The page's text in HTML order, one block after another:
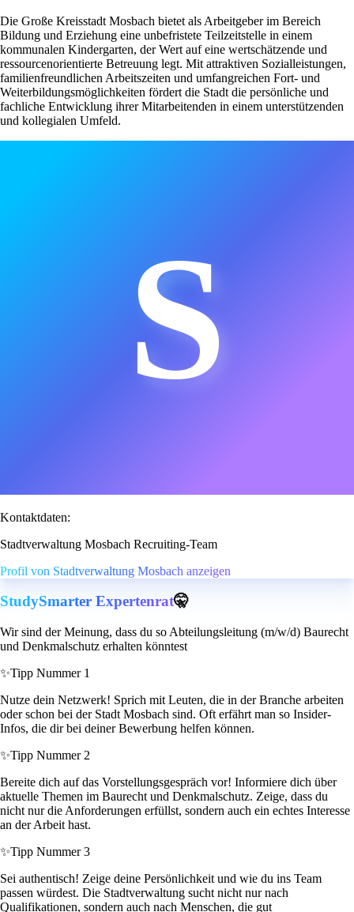
Die Große Kreisstadt Mosbach bietet als Arbeitgeber im Bereich
Bildung und Erziehung eine unbefristete Teilzeitstelle in einem
kommunalen Kindergarten, der Wert auf eine wertschätzende und
ressourcenorientierte Betreuung legt. Mit attraktiven Sozialleistungen,
familienfreundlichen Arbeitszeiten und umfangreichen Fort- und
Weiterbildungsmöglichkeiten fördert die Stadt die persönliche und
fachliche Entwicklung ihrer Mitarbeitenden in einem unterstützenden
und kollegialen Umfeld.
S
Kontaktdaten:
Stadtverwaltung Mosbach Recruiting-Team
Profil von Stadtverwaltung Mosbach anzeigen
StudySmarter Expertenrat🤫
Wir sind der Meinung, dass du so Abteilungsleitung (m/w/d) Baurecht
und Denkmalschutz erhalten könntest
✨Tipp Nummer 1
Nutze dein Netzwerk! Sprich mit Leuten, die in der Branche arbeiten
oder schon bei der Stadt Mosbach sind. Oft erfährt man so Insider-
Infos, die dir bei deiner Bewerbung helfen können.
✨Tipp Nummer 2
Bereite dich auf das Vorstellungsgespräch vor! Informiere dich über
aktuelle Themen im Baurecht und Denkmalschutz. Zeige, dass du
nicht nur die Anforderungen erfüllst, sondern auch ein echtes Interesse
an der Arbeit hast.
✨Tipp Nummer 3
Sei authentisch! Zeige deine Persönlichkeit und wie du ins Team
passen würdest. Die Stadtverwaltung sucht nicht nur nach
Qualifikationen, sondern auch nach Menschen, die gut